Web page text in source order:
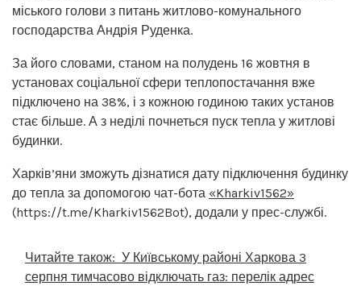
міського голови з питань житлово-комунального
господарства Андрія Руденка.
За його словами, станом на полудень 16 жовтня в
установах соціальної сфери теплопостачання вже
підключено на 38%, і з кожною годиною таких установ
стає більше. А з неділі почнеться пуск тепла у житлові
будинки.
Харків’яни зможуть дізнатися дату підключення будинку
до тепла за допомогою чат-бота «Kharkiv1562»
(https://t.me/Kharkiv1562Bot), додали у прес-службі.
Читайте також: У Київському районі Харкова 3
серпня тимчасово відключать газ: перелік адрес